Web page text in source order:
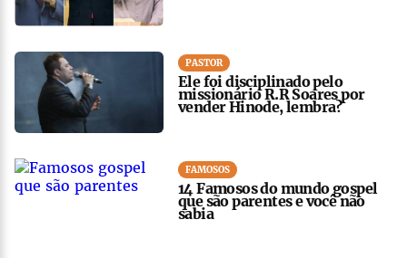
PASTOR
Ele foi disciplinado pelo
missionário R.R Soares por
vender Hinode, lembra?
FAMOSOS
14 Famosos do mundo gospel
que são parentes e você não
sabia